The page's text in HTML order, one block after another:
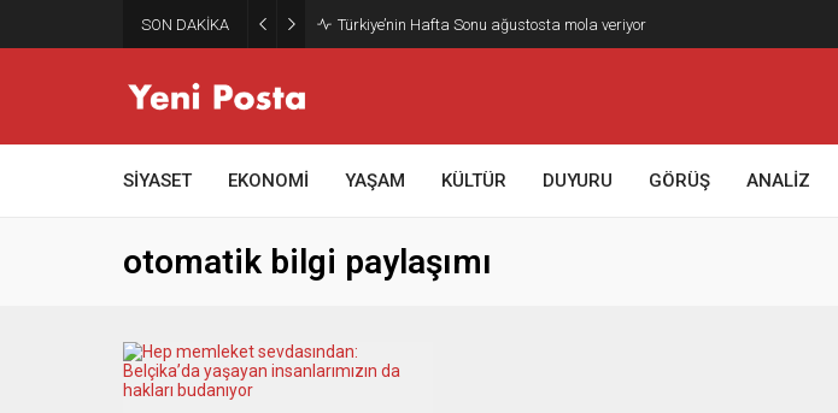
SON DAKİKA Türkiye’nin Hafta Sonu ağustosta mola veriyor
SİYASET EKONOMİ YAŞAM KÜLTÜR DUYURU GÖRÜŞ ANALİZ
otomatik bilgi paylaşımı